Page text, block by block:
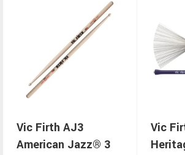
Vic Firth AJ3
American Jazz® 3
Vic